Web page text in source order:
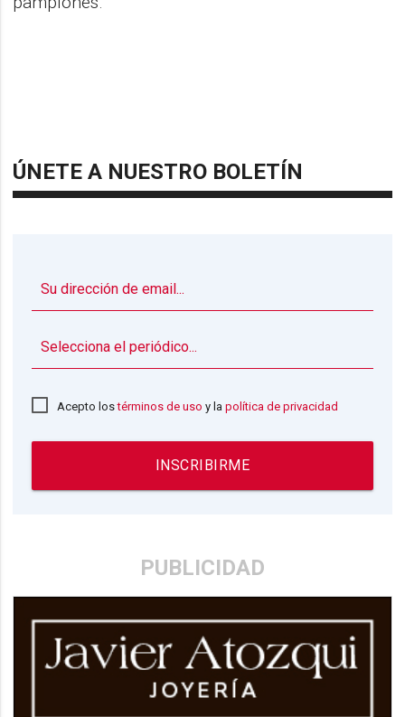
ÚNETE A NUESTRO BOLETÍN
Acepto lostérminos de uso y lapolítica de privacidad
INSCRIBIRME
PUBLICIDAD